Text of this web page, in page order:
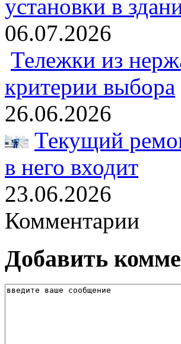
установки в
06.07.2026
Тележки из
критерии выбора
26.06.2026
Текущий
в него входит
23.06.2026
Комментарии
Добавить